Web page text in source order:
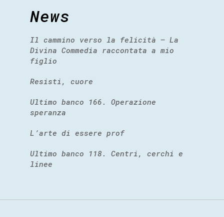
News
Il cammino verso la felicità – La
Divina Commedia raccontata a mio
figlio
Resisti, cuore
Ultimo banco 166. Operazione
speranza
L’arte di essere prof
Ultimo banco 118. Centri, cerchi e
linee